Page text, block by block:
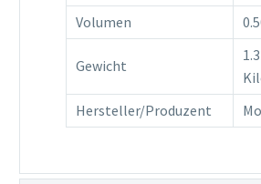
Volumen
Gewicht
Hersteller/Produzent